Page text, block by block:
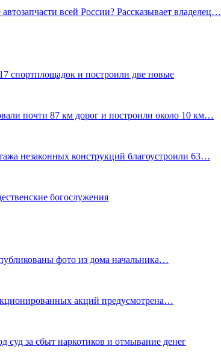
всей России? Рассказывает владелец…
спортплощадок и построили две новые
почти 87 км дорог и построили около 10 км…
незаконных конструкций благоустроили 63…
богослужения
фото из дома начальника…
акций предусмотрена…
суд за сбыт наркотиков и отмывание денег